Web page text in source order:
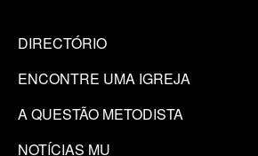
DIRECTÓRIO
ENCONTRE UMA IGREJA
A QUESTÃO METODISTA
NOTÍCIAS MU